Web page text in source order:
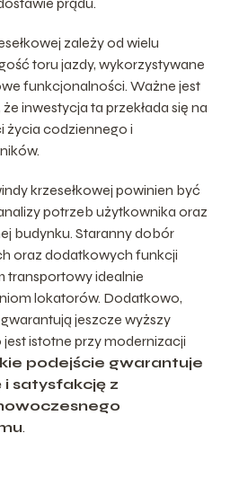
zależy od wielu
toru jazdy, wykorzystywane
funkcjonalności. Ważne jest
inwestycja ta przekłada się na
życia codziennego i
krzesełkowej powinien być
potrzeb użytkownika oraz
budynku. Staranny dobór
oraz dodatkowych funkcji
transportowy idealnie
lokatorów. Dodatkowo,
gwarantują jeszcze wyższy
istotne przy modernizacji
podejście gwarantuje
satysfakcję z
.